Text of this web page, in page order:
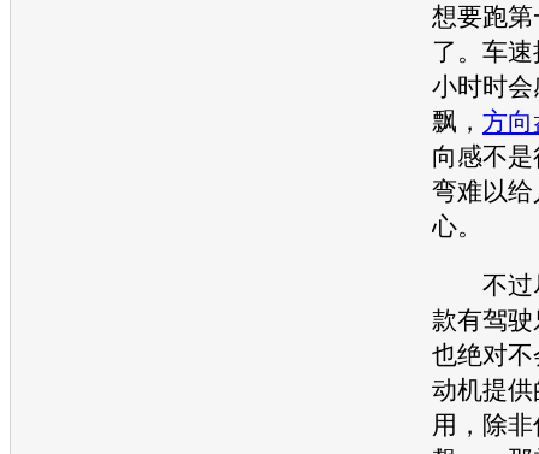
想要跑
了。车
小时时
飘， 方向
向感不
弯难以
心。
不过
款有驾
也绝对
动机提供
用，除非